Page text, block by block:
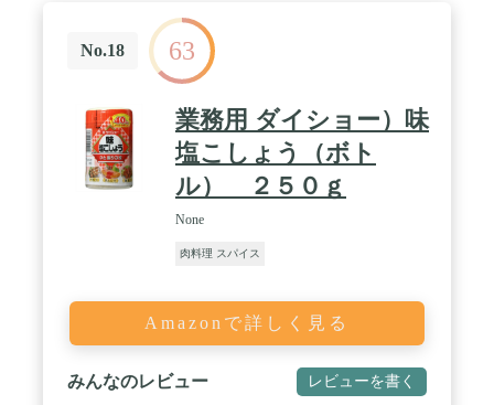
No.18 63
業務用 ダイショー）味
塩こしょう（ボト
ル） ２５０ｇ
None
肉料理 スパイス
Amazonで詳しく見る
みんなのレビュー レビューを書く